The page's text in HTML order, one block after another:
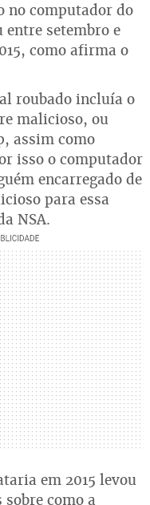
no computador do
entre setembro e
como afirma o
roubado incluía o
malicioso, ou
assim como
isso o computador
encarregado de
para essa
NSA.
em 2015 levou
como a